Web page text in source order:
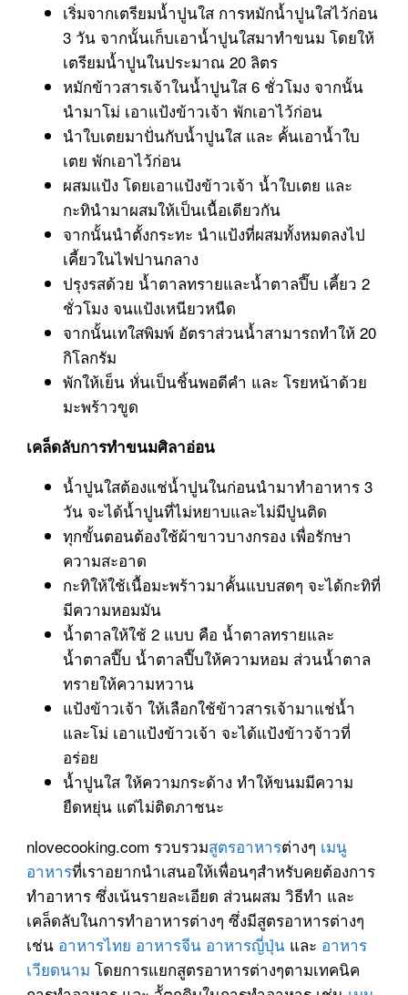
เริ่มจากเตรียมน้ำปูนใส การหมักน้ำปูนใสไว้ก่อน
3 วัน จากนั้นเก็บเอาน้ำปูนใสมาทำขนม โดยให้
เตรียมน้ำปูนในประมาณ 20 ลิตร
หมักข้าวสารเจ้าในน้ำปูนใส 6 ชั่วโมง จากนั้น
นำมาโม่ เอาแป้งข้าวเจ้า พักเอาไว้ก่อน
นำใบเตยมาปั่นกับน้ำปูนใส และ คั้นเอาน้ำใบ
เตย พักเอาไว้ก่อน
ผสมแป้ง โดยเอาแป้งข้าวเจ้า น้ำใบเตย และ
กะทินำมาผสมให้เป็นเนื้อเดียวกัน
จากนั้นนำตั้งกระทะ นำแป้งที่ผสมทั้งหมดลงไป
เคี้ยวในไฟปานกลาง
ปรุงรสด้วย น้ำตาลทรายและน้ำตาลปี๊บ เคี้ยว 2
ชั่วโมง จนแป้งเหนียวหนืด
จากนั้นเทใสพิมพ์ อัตราส่วนน้ำสามารถทำให้ 20
กิโลกรัม
พักให้เย็น หั่นเป็นชิ้นพอดีคำ และ โรยหน้าด้วย
มะพร้าวขูด
เคล็ดลับการทำขนมศิลาอ่อน
น้ำปูนใสต้องแช่น้ำปูนในก่อนนำมาทำอาหาร 3
วัน จะได้น้ำปูนที่ไม่หยาบและไม่มีปูนติด
ทุกขั้นตอนต้องใช้ผ้าขาวบางกรอง เพื่อรักษา
ความสะอาด
กะทิให้ใช้เนื้อมะพร้าวมาคั้นแบบสดๆ จะได้กะทิที่
มีความหอมมัน
น้ำตาลให้ใช้ 2 แบบ คือ น้ำตาลทรายและ
น้ำตาลปี๊บ น้ำตาลปี๊บให้ความหอม ส่วนน้ำตาล
ทรายให้ความหวาน
แป้งข้าวเจ้า ให้เลือกใช้ข้าวสารเจ้ามาแช่น้ำ
และโม่ เอาแป้งข้าวเจ้า จะได้แป้งข้าวจ้าวที่
อร่อย
น้ำปูนใส ให้ความกระด้าง ทำให้ขนมมีความ
ยืดหยุ่น แต่ไม่ติดภาชนะ
nlovecooking.com รวบรวมสูตรอาหารต่างๆ เมนู
อาหารที่เราอยากนำเสนอให้เพื่อนๆสำหรับคยต้องการ
ทำอาหาร ซึ่งเน้นรายละเอียด ส่วนผสม วิธีทำ และ
เคล็ดลับในการทำอาหารต่างๆ ซึ่งมีสูตรอาหารต่างๆ
เช่น อาหารไทย อาหารจีน อาหารญี่ปุ่นและ อาหาร
เวียดนาม โดยการแยกสูตรอาหารต่างๆตามเทคนิค